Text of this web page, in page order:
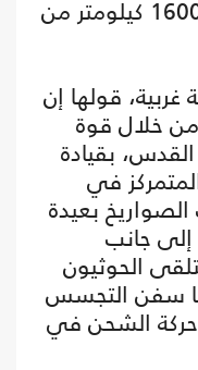
الساحلية، على بعد أكثر من 1600 كيلومتر من
قولها إن
من خلال قوة
القدس، بقيادة
في
بعيدة
إلى جانب
الحوثيون
سفن التجسس
حركة الشحن في